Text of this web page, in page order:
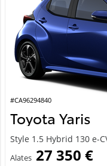
#CA96294840
Toyota Yaris
Style 1.5 Hybrid 130 e-
Alates 27 350 €